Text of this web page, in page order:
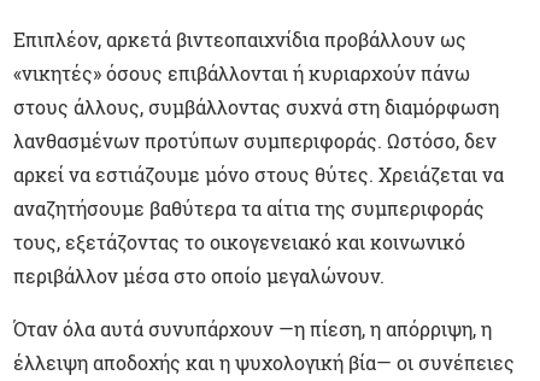
Επιπλέον, αρκετά βιντεοπαιχνίδια προβάλλουν ως
«νικητές» όσους επιβάλλονται ή κυριαρχούν πάνω
στους άλλους, συμβάλλοντας συχνά στη διαμόρφωση
λανθασμένων προτύπων συμπεριφοράς. Ωστόσο, δεν
αρκεί να εστιάζουμε μόνο στους θύτες. Χρειάζεται να
αναζητήσουμε βαθύτερα τα αίτια της συμπεριφοράς
τους, εξετάζοντας το οικογενειακό και κοινωνικό
περιβάλλον μέσα στο οποίο μεγαλώνουν.
Όταν όλα αυτά συνυπάρχουν —η πίεση, η απόρριψη, η
έλλειψη αποδοχής και η ψυχολογική βία— οι συνέπειες